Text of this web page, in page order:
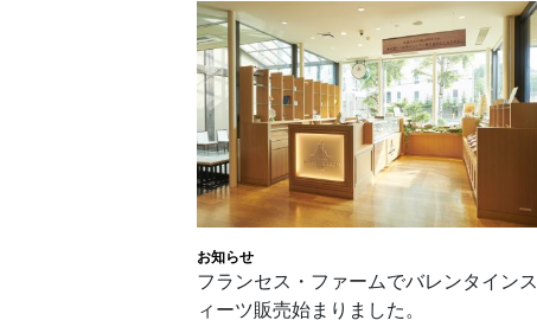
お知らせ
フランセス・ファームでバレンタインス
ィーツ販売始まりました。